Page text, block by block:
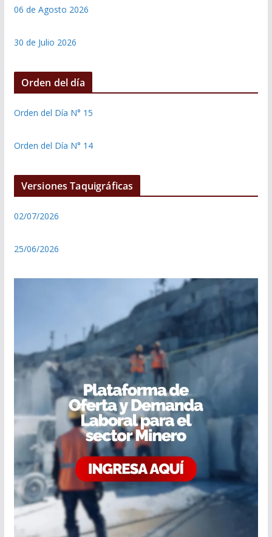
06 de Agosto 2026
30 de Julio 2026
Orden del día
Orden del Día N° 15
Orden del Día N° 14
Versiones Taquigráficas
02/07/2026
25/06/2026